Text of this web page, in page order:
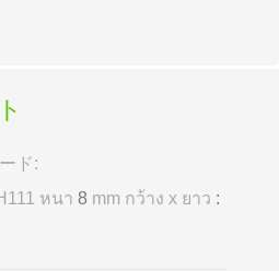
ド:
หนา 8 mm กว้าง x ยาว :